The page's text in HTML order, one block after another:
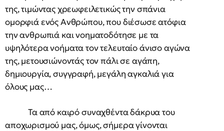
της, τιμώντας χρεωφειλετικώς την σπάνια
ομορφιά ενός Ανθρώπου, που διέσωσε ατόφια
την ανθρωπιά και νοηματοδότησε με τα
υψηλότερα νοήματα τον τελευταίο άνισο αγώνα
της, μετουσιώνοντάς τον πάλι σε αγάπη,
δημιουργία, συγγραφή, μεγάλη αγκαλιά για
όλους μας…
Τα από καιρό συναχθέντα δάκρυα του
αποχωρισμού μας, όμως, σήμερα γίνονται